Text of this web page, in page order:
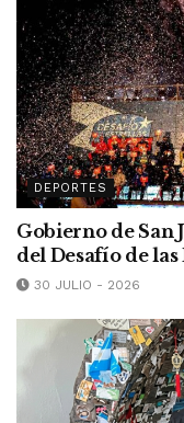
DEPORTES
Gobierno de San
del Desafío de las
30 JULIO - 2026